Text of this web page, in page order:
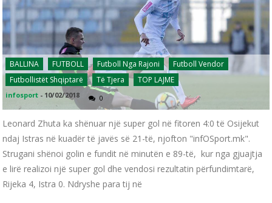
BALLINA FUTBOLL Futboll Nga Rajoni
Futboll Vendor
Futbollistët Shqiptarë
Të Tjera TOP LAJME
infosport - 10/02/2018 0
Leonard Zhuta ka shënuar një super gol në fitoren 4:0 të Osijekut
ndaj Istras në kuadër të javës së 21-të, njofton "infOSport.mk".
Strugani shënoi golin e fundit në minutën e 89-të, kur nga gjuajtja
e lirë realizoi një super gol dhe vendosi rezultatin përfundimtarë,
Rijeka 4, Istra 0. Ndryshe para tij në